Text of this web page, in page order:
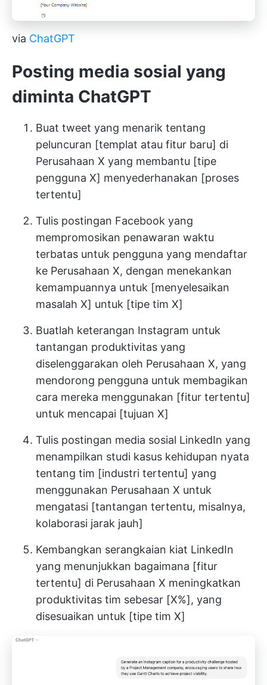
via ChatGPT
Posting media sosial yang
diminta ChatGPT
Buat tweet yang menarik tentang
peluncuran [templat atau fitur baru] di
Perusahaan X yang membantu [tipe
pengguna X] menyederhanakan [proses
tertentu]
Tulis postingan Facebook yang
mempromosikan penawaran waktu
terbatas untuk pengguna yang mendaftar
ke Perusahaan X, dengan menekankan
kemampuannya untuk [menyelesaikan
masalah X] untuk [tipe tim X]
Buatlah keterangan Instagram untuk
tantangan produktivitas yang
diselenggarakan oleh Perusahaan X, yang
mendorong pengguna untuk membagikan
cara mereka menggunakan [fitur tertentu]
untuk mencapai [tujuan X]
Tulis postingan media sosial LinkedIn yang
menampilkan studi kasus kehidupan nyata
tentang tim [industri tertentu] yang
menggunakan Perusahaan X untuk
mengatasi [tantangan tertentu, misalnya,
kolaborasi jarak jauh]
Kembangkan serangkaian kiat LinkedIn
yang menunjukkan bagaimana [fitur
tertentu] di Perusahaan X meningkatkan
produktivitas tim sebesar [X%], yang
disesuaikan untuk [tipe tim X]